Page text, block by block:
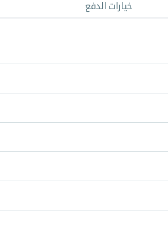
خيارات الدفع